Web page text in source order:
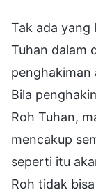
Tak ada yang
Tuhan dalam
penghakiman
Bila
Roh Tuhan,
mencakup
seperti itu
Roh tidak